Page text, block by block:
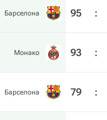
Барселона 95 :
Монако 93 :
Барселона 79 :